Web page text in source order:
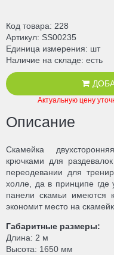
Код товара
228
Артикул SS00235
Единица измерения
шт
Наличие на складе есть
Актуальную цену
Описание
Скамейка
крючками для
переодевании для
холле, да в принципе где
панели скамьи имеются
экономит место на
Габаритные размеры:
Длина: 2 м
Высота: 1650 мм